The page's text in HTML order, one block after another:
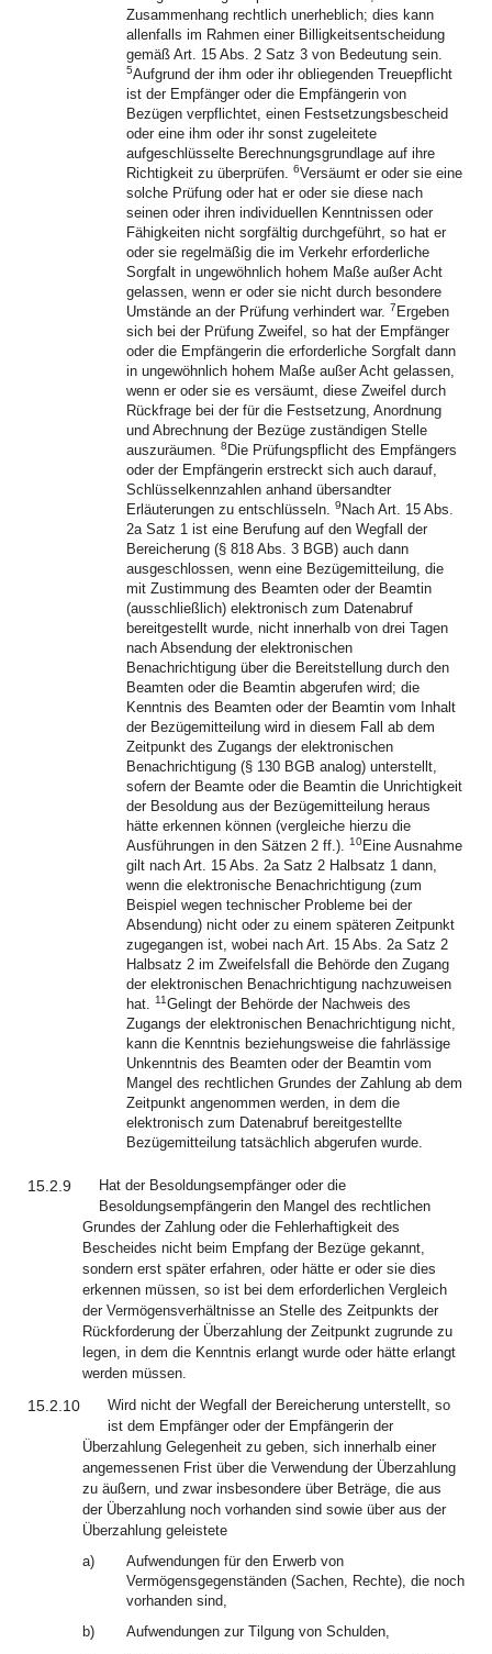
Zusammenhang rechtlich unerheblich; dies kann
allenfalls im Rahmen einer Billigkeitsentscheidung
gemäß Art. 15 Abs. 2 Satz 3 von Bedeutung sein.
5Aufgrund der ihm oder ihr obliegenden Treuepflicht
ist der Empfänger oder die Empfängerin von
Bezügen verpflichtet, einen Festsetzungsbescheid
oder eine ihm oder ihr sonst zugeleitete
aufgeschlüsselte Berechnungsgrundlage auf ihre
Richtigkeit zu überprüfen. 6Versäumt er oder sie eine
solche Prüfung oder hat er oder sie diese nach
seinen oder ihren individuellen Kenntnissen oder
Fähigkeiten nicht sorgfältig durchgeführt, so hat er
oder sie regelmäßig die im Verkehr erforderliche
Sorgfalt in ungewöhnlich hohem Maße außer Acht
gelassen, wenn er oder sie nicht durch besondere
Umstände an der Prüfung verhindert war. 7 Ergeben
sich bei der Prüfung Zweifel, so hat der Empfänger
oder die Empfängerin die erforderliche Sorgfalt dann
in ungewöhnlich hohem Maße außer Acht gelassen,
wenn er oder sie es versäumt, diese Zweifel durch
Rückfrage bei der für die Festsetzung, Anordnung
und Abrechnung der Bezüge zuständigen Stelle
auszuräumen. 8 Die Prüfungspflicht des Empfängers
oder der Empfängerin erstreckt sich auch darauf,
Schlüsselkennzahlen anhand übersandter
Erläuterungen zu entschlüsseln. 9 Nach Art. 15 Abs.
2a Satz 1 ist eine Berufung auf den Wegfall der
Bereicherung (§ 818 Abs. 3 BGB) auch dann
ausgeschlossen, wenn eine Bezügemitteilung, die
mit Zustimmung des Beamten oder der Beamtin
(ausschließlich) elektronisch zum Datenabruf
bereitgestellt wurde, nicht innerhalb von drei Tagen
nach Absendung der elektronischen
Benachrichtigung über die Bereitstellung durch den
Beamten oder die Beamtin abgerufen wird; die
Kenntnis des Beamten oder der Beamtin vom Inhalt
der Bezügemitteilung wird in diesem Fall ab dem
Zeitpunkt des Zugangs der elektronischen
Benachrichtigung (§ 130 BGB analog) unterstellt,
sofern der Beamte oder die Beamtin die Unrichtigkeit
der Besoldung aus der Bezügemitteilung heraus
hätte erkennen können (vergleiche hierzu die
Ausführungen in den Sätzen 2 ff.). 10Eine Ausnahme
gilt nach Art. 15 Abs. 2a Satz 2 Halbsatz 1 dann,
wenn die elektronische Benachrichtigung (zum
Beispiel wegen technischer Probleme bei der
Absendung) nicht oder zu einem späteren Zeitpunkt
zugegangen ist, wobei nach Art. 15 Abs. 2a Satz 2
Halbsatz 2 im Zweifelsfall die Behörde den Zugang
der elektronischen Benachrichtigung nachzuweisen
hat. 11Gelingt der Behörde der Nachweis des
Zugangs der elektronischen Benachrichtigung nicht,
kann die Kenntnis beziehungsweise die fahrlässige
Unkenntnis des Beamten oder der Beamtin vom
Mangel des rechtlichen Grundes der Zahlung ab dem
Zeitpunkt angenommen werden, in dem die
elektronisch zum Datenabruf bereitgestellte
Bezügemitteilung tatsächlich abgerufen wurde.
15.2.9
Hat der Besoldungsempfänger oder die
Besoldungsempfängerin den Mangel des rechtlichen
Grundes der Zahlung oder die Fehlerhaftigkeit des
Bescheides nicht beim Empfang der Bezüge gekannt,
sondern erst später erfahren, oder hätte er oder sie dies
erkennen müssen, so ist bei dem erforderlichen Vergleich
der Vermögensverhältnisse an Stelle des Zeitpunkts der
Rückforderung der Überzahlung der Zeitpunkt zugrunde zu
legen, in dem die Kenntnis erlangt wurde oder hätte erlangt
werden müssen.
15.2.10
Wird nicht der Wegfall der Bereicherung unterstellt, so
ist dem Empfänger oder der Empfängerin der
Überzahlung Gelegenheit zu geben, sich innerhalb einer
angemessenen Frist über die Verwendung der Überzahlung
zu äußern, und zwar insbesondere über Beträge, die aus
der Überzahlung noch vorhanden sind sowie über aus der
Überzahlung geleistete
a)
Aufwendungen für den Erwerb von
Vermögensgegenständen (Sachen, Rechte), die noch
vorhanden sind,
b)
Aufwendungen zur Tilgung von Schulden,